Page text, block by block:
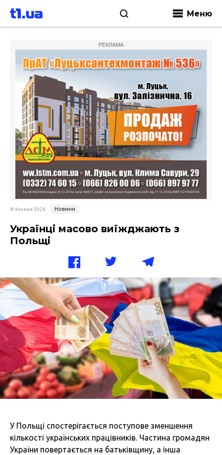
Меню
РЕКЛАМА
8 Червня 2026 Новини
Українці масово виїжджають з
Польщі
У Польщі спостерігається поступове зменшення
кількості українських працівників. Частина громадян
України повертається на батьківщину, а інша